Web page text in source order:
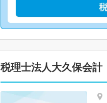
税理士法人大久保会計